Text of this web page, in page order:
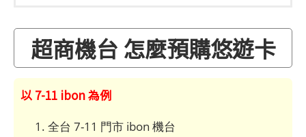
超商機台 怎麼預購悠遊卡
以 7-11 ibon 為例
全台 7-11 門市 ibon 機台